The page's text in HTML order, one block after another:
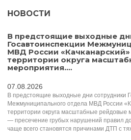
НОВОСТИ
В предстоящие выходные
Госавтоинспекции
МВД России «Качканарский»
территории округа
мероприятия....
07.08.2026
В предстоящие выходные дни сотрудники
Межмуниципального отдела МВД России
территории округа масштабные рейдовые
— пресечение грубых нарушений правил
чаще всего становятся причинами ДТП с